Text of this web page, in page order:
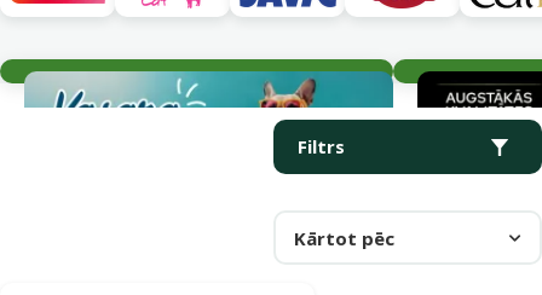
Filtrs
Kārtot pēc
Produkti kategorijā Filtri un aksesuāri